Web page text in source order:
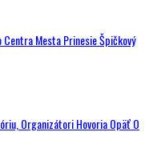
Centra Mesta Prinesie Špičkový
Organizátori Hovoria Opäť O